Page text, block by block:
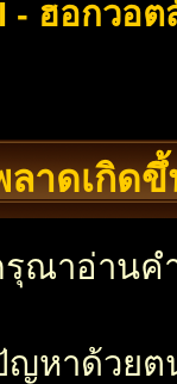
- ฮอกวอต
ดเกิดขึ้
ณาอ่านค
หาด้วย